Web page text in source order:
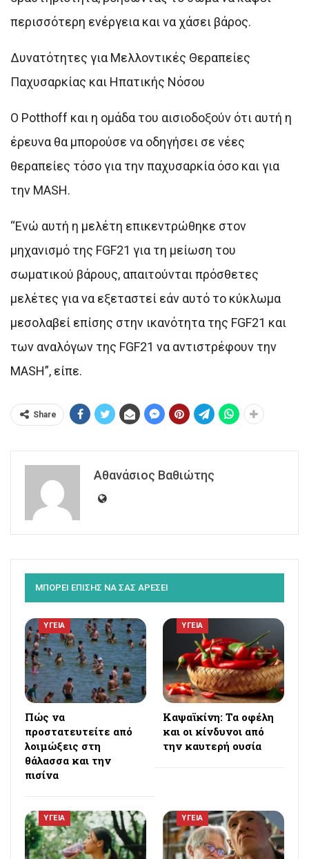
περισσότερη ενέργεια και να χάσει βάρος.
Δυνατότητες για Μελλοντικές Θεραπείες
Παχυσαρκίας και Ηπατικής Νόσου
Ο Potthoff και η ομάδα του αισιοδοξούν ότι αυτή η
έρευνα θα μπορούσε να οδηγήσει σε νέες
θεραπείες τόσο για την παχυσαρκία όσο και για
την MASH.
“Ενώ αυτή η μελέτη επικεντρώθηκε στον
μηχανισμό της FGF21 για τη μείωση του
σωματικού βάρους, απαιτούνται πρόσθετες
μελέτες για να εξεταστεί εάν αυτό το κύκλωμα
μεσολαβεί επίσης στην ικανότητα της FGF21 και
των αναλόγων της FGF21 να αντιστρέφουν την
MASH”, είπε.
Share
Αθανάσιος Βαθιώτης
ΜΠΟΡΕΙ ΕΠΙΣΗΣ ΝΑ ΣΑΣ ΑΡΕΣΕΙ
ΥΓΕΙΑ
Πώς να
προστατευτείτε από
λοιμώξεις στη
θάλασσα και την
πισίνα
ΥΓΕΙΑ
Καψαϊκίνη: Τα οφέλη
και οι κίνδυνοι από
την καυτερή ουσία
ΥΓΕΙΑ ΥΓΕΙΑ